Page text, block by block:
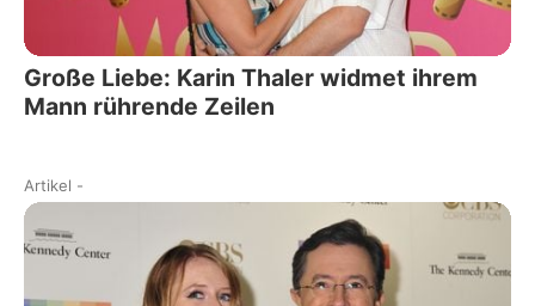
Große Liebe: Karin Thaler widmet ihrem
Mann rührende Zeilen
Artikel -